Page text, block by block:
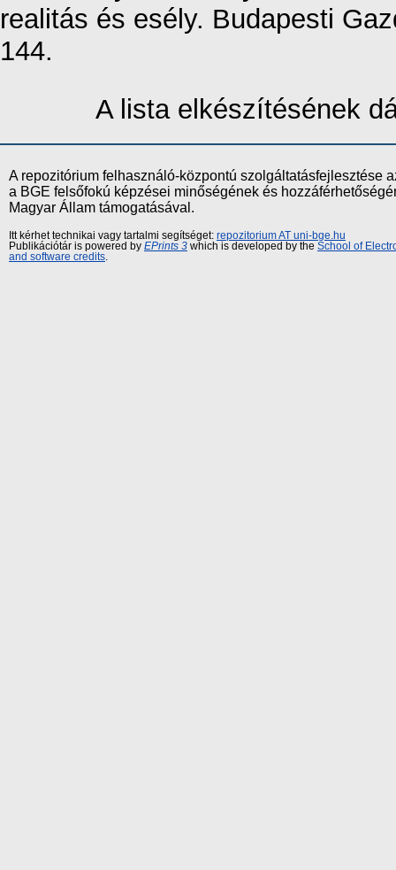
realitás és esély. Budapesti
144.
A lista elkészítésének
A repozitórium felhasználó-központú szolgáltatásfejlesztése
a BGE felsőfokú képzései minőségének és
Magyar Állam támogatásával.
Itt kérhet technikai vagy tartalmi segítséget: repozitorium AT uni-bge.hu
Publikációtár is powered by EPrints 3 which is developed by the School of
and software credits